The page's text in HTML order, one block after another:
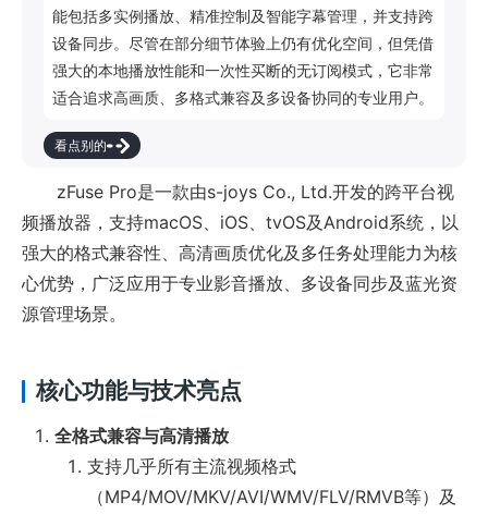
能包括多实例播放、精准控制及智能字幕管理，并支持跨
设备同步。尽管在部分细节体验上仍有优化空间，但凭借
强大的本地播放性能和一次性买断的无订阅模式，它非常
适合追求高画质、多格式兼容及多设备协同的专业用户。
看点别的
zFuse Pro是一款由s-joys Co., Ltd.开发的跨平台视
频播放器，支持macOS、iOS、tvOS及Android系统，以
强大的格式兼容性、高清画质优化及多任务处理能力为核
心优势，广泛应用于专业影音播放、多设备同步及蓝光资
源管理场景。
核心功能与技术亮点
全格式兼容与高清播放
支持几乎所有主流视频格式
（MP4/MOV/MKV/AVI/WMV/FLV/RMVB等）及